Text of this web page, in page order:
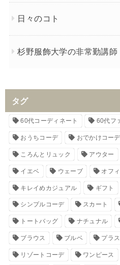
日々のコト
杉野服飾大学の非常勤講師
タグ
60代コーディネート 60代フ
おうちコーデ おでかけコーデ
ころんとリュック アウター
イエベ ウェーブ オフ
キレイめカジュアル ギフト
シンプルコーデ スカート
トートバッグ ナチュナル
ブラウス ブルベ プラ
リゾートコーデ ワンピース